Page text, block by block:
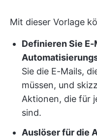
Mit dieser Vorlage
Definieren Sie E-
Sie die E-Mails,
müssen, und
Aktionen, die für
sind.
Auslöser für die